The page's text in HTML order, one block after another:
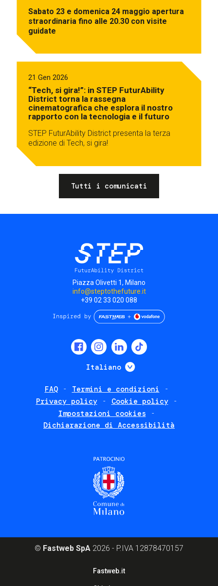
Sabato 23 e domenica 24 maggio apertura
straordinaria fino alle 20.30 con visite
guidate
21 Gen 2026
“Tech, si gira!”: in STEP FuturAbility
District torna la rassegna
cinematografica che esplora il nostro
rapporto con la tecnologia e il futuro
STEP FuturAbility District presenta la terza
edizione di Tech, si gira!
Tutti i comunicati
Piazza Olivetti 1, Milano
info@steptothefuture.it
+39 02 33 020 088
Italiano Mostra ulteriori
FAQ
Termini e condizioni
Privacy policy
Cookie policy
Impostazioni cookies
Dichiarazione di Accessibilità
© Fastweb SpA 2026 - P.IVA 12878470157
Fastweb.it